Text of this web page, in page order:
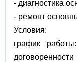
- диагностика
- ремонт
Условия:
график
договоренности